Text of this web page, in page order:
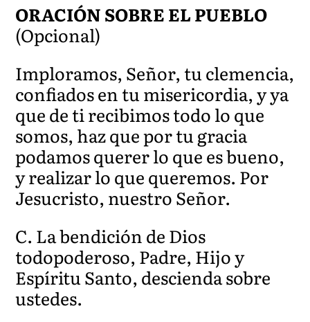
ORACIÓN SOBRE EL PUEBLO
(Opcional)
Imploramos, Señor, tu clemencia,
confiados en tu misericordia, y ya
que de ti recibimos todo lo que
somos, haz que por tu gracia
podamos querer lo que es bueno,
y realizar lo que queremos. Por
Jesucristo, nuestro Señor.
C. La bendición de Dios
todopoderoso, Padre, Hijo y
Espíritu Santo, descienda sobre
ustedes.